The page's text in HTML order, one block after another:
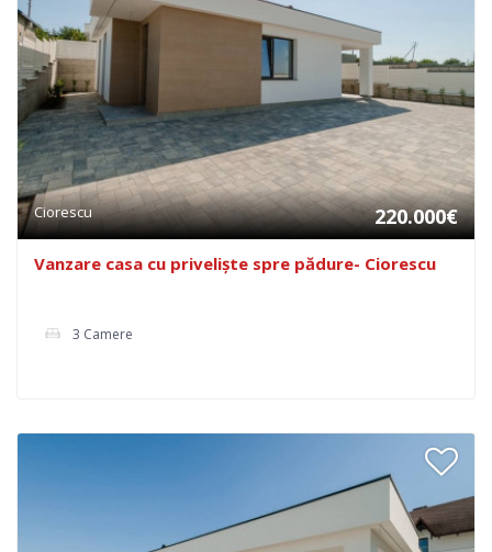
Ciorescu 220.000€
Vanzare casa cu priveliște spre pădure- Ciorescu
3 Camere